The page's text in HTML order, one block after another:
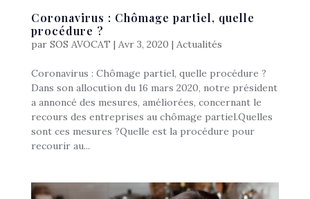
Coronavirus : Chômage partiel, quelle
procédure ?
par SOS AVOCAT | Avr 3, 2020 | Actualités
Coronavirus : Chômage partiel, quelle procédure ?
Dans son allocution du 16 mars 2020, notre président
a annoncé des mesures, améliorées, concernant le
recours des entreprises au chômage partiel.Quelles
sont ces mesures ?Quelle est la procédure pour
recourir au...